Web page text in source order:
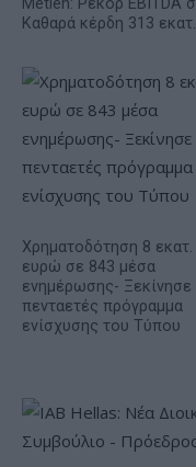
Καθαρά κέρδη 313
Χρηματοδότηση 8 εκατ.
ευρώ σε 843 μέσα
ενημέρωσης- Ξεκίνησε
πενταετές πρόγραμμα
ενίσχυσης του Τύπου